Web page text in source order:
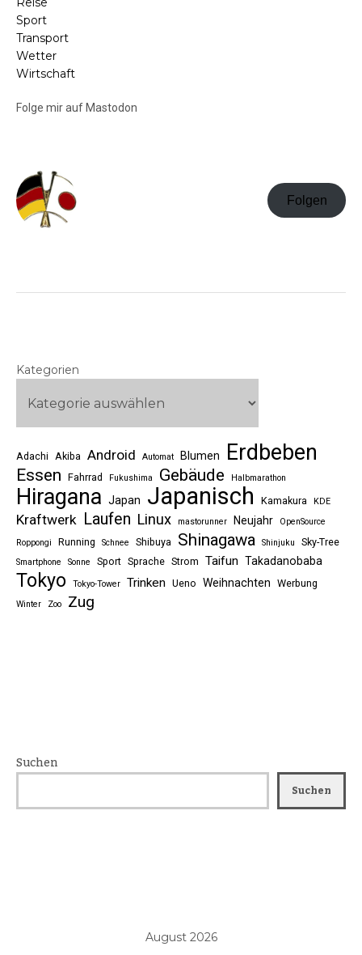
Sport
Transport
Wetter
Wirtschaft
Folge mir auf Mastodon
Folgen
Kategorien
Adachi Akiba Android Automat Blumen Erdbeben
Essen Fahrrad Fukushima Gebäude Halbmarathon
Hiragana Japan Japanisch Kamakura KDE
Kraftwerk Laufen Linux mastorunner Neujahr
OpenSource
Roppongi
Running Schnee Shibuya Shinagawa Shinjuku Sky-Tree
Smartphone Sonne Sport Sprache Strom Taifun Takadanobaba
Tokyo Tokyo-Tower Trinken Ueno Weihnachten Werbung
Winter Zoo Zug
Suchen
Suchen
August 2026